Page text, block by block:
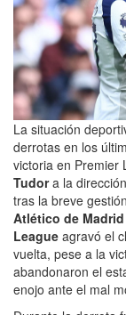
La situación
derrotas en los
victoria en Premier
Tudora la
tras la breve
Atlético de Madrid
League agravó el
vuelta, pese a la
abandonaron el
enojo ante el mal